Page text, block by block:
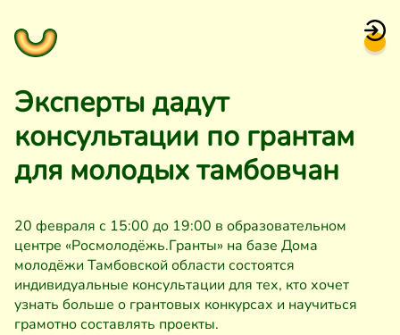
Эксперты дадут
консультации по грантам
для молодых тамбовчан
20 февраля с 15:00 до 19:00 в образовательном
центре «Росмолодёжь.Гранты» на базе Дома
молодёжи Тамбовской области состоятся
индивидуальные консультации для тех, кто хочет
узнать больше о грантовых конкурсах и научиться
грамотно составлять проекты.